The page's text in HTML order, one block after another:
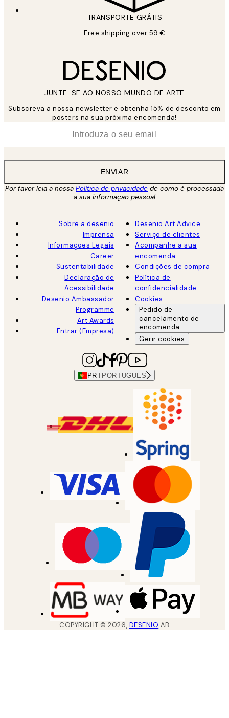
TRANSPORTE GRÁTIS
Free shipping over 59 €
JUNTE-SE AO NOSSO MUNDO DE ARTE
Subscreva a nossa newsletter e obtenha 15% de desconto em
posters na sua próxima encomenda!
ENVIAR
Por favor leia a nossa Política de privacidade de como é processada
a sua informação pessoal
Sobre a desenio
Imprensa
Informações Legais
Career
Sustentabilidade
Declaração de
Acessibilidade
Desenio Ambassador
Programme
Art Awards
Entrar (Empresa)
Desenio Art Advice
Serviço de clientes
Acompanhe a sua
encomenda
Condições de compra
Política de
confidencialidade
Cookies
Pedido de
cancelamento de
encomenda
Gerir cookies
PRT PORTUGUES
COPYRIGHT ©2026, DESENIO AB